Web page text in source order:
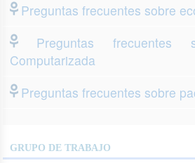
Preguntas frecuentes sobre
Preguntas frecuentes
Computarizada
Preguntas frecuentes sobre
GRUPO DE TRABAJO